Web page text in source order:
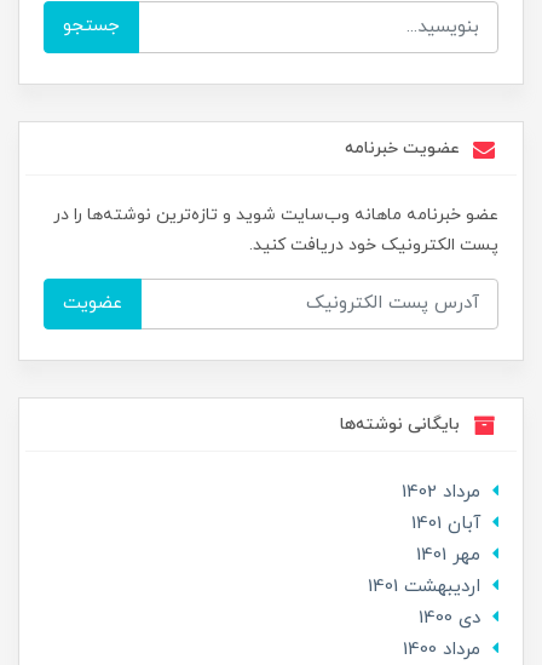
جستجو
عضویت خبرنامه
عضو خبرنامه ماهانه وب‌سایت شوید و تازه‌ترین نوشته‌ها را در
پست الکترونیک خود دریافت کنید.
عضویت
بایگانی نوشته‌ها
مرداد 1402
آبان 1401
مهر 1401
ارديبهشت 1401
دی 1400
مرداد 1400